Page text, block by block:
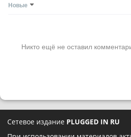
Новые
Никто ещё не оставил
Сетевое издание PLUGGED IN RU